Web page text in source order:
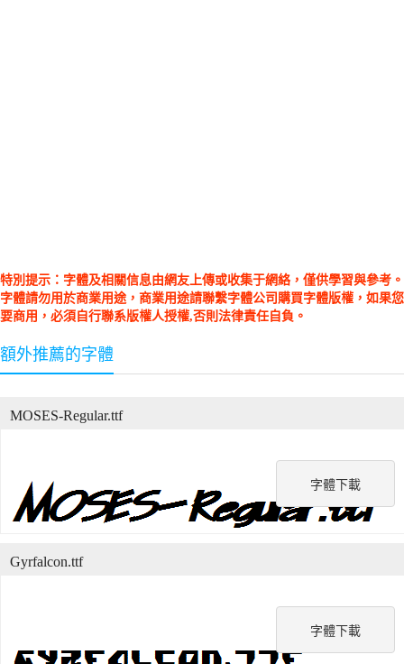
特別提示：字體及相關信息由網友上傳或收集于網絡，僅供學習與參考。
字體請勿用於商業用途，商業用途請聯繫字體公司購買字體版權，如果您
要商用，必須自行聯系版權人授權,否則法律責任自負。
額外推薦的字體
字體下載
MOSES-Regular.ttf
字體下載
Gyrfalcon.ttf